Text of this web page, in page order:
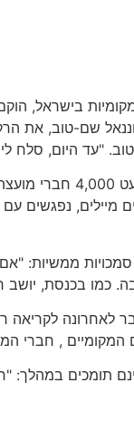
בישראל, הוקם
שם-טוב, את
היום, סלח לי
לדבריו,
מיילים,
ממשיות:
כמו בכנסת,
לאחרונה לקריאה
במהלך: